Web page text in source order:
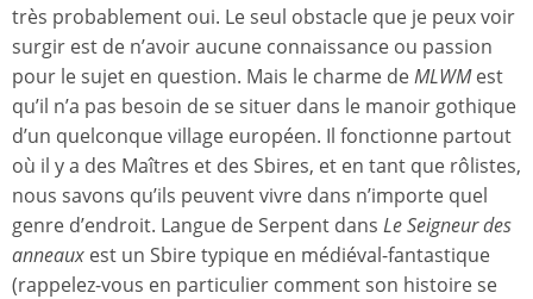
très probablement oui. Le seul obstacle que je peux voir
surgir est de n’avoir aucune connaissance ou passion
pour le sujet en question. Mais le charme deMLWMest
qu’il n’a pas besoin de se situer dans le manoir gothique
d’un quelconque village européen. Il fonctionne partout
où il y a des Maîtres et des Sbires, et en tant que rôlistes,
nous savons qu’ils peuvent vivre dans n’importe quel
genre d’endroit. Langue de Serpent dans Le Seigneur des
anneaux est un Sbire typique en médiéval-fantastique
(rappelez-vous en particulier comment son histoire se